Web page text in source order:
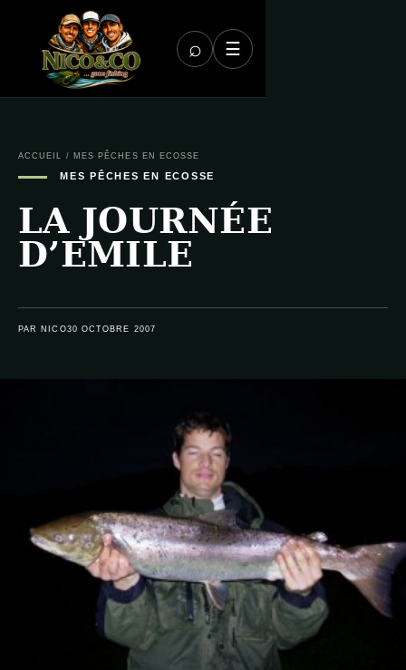
⌕ ☰
ACCUEIL / MES PÊCHES EN ECOSSE
MES PÊCHES EN ECOSSE
LA JOURNÉE
D’EMILE
PAR NICO30 OCTOBRE 2007